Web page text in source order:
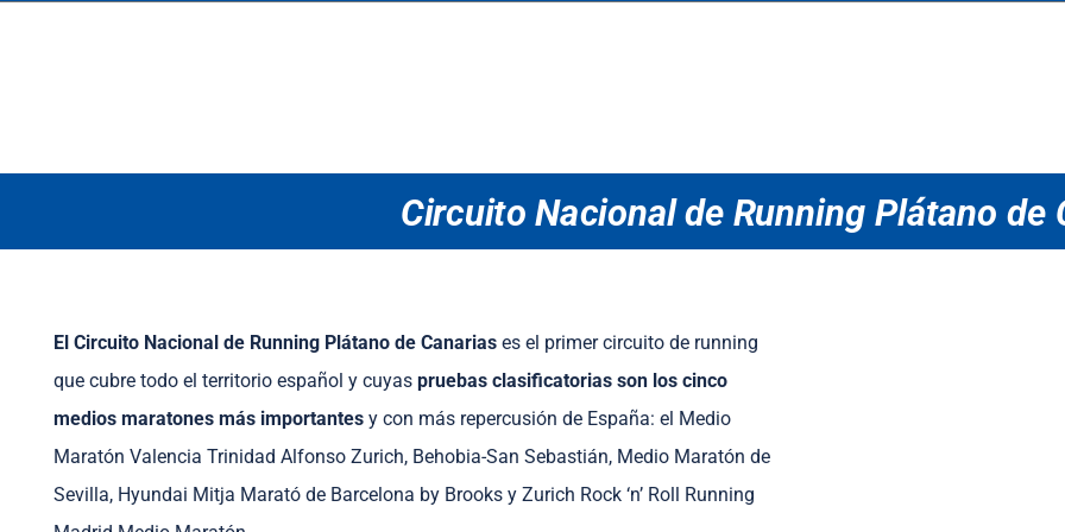
Circuito Nacional de Running Plátano de
El Circuito Nacional de Running Plátano de Canarias es el primer circuito de running
que cubre todo el territorio español y cuyas pruebas clasificatorias son los cinco
medios maratones más importantes y con más repercusión de España: el Medio
Maratón Valencia Trinidad Alfonso Zurich, Behobia-San Sebastián, Medio Maratón de
Sevilla, Hyundai Mitja Marató de Barcelona by Brooks y Zurich Rock ‘n’ Roll Running